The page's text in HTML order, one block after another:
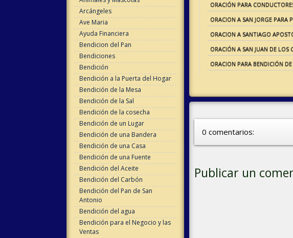
Arcángeles
Ave Maria
Ayuda Financiera
Bendicion del Pan
Bendiciones
Bendición
Bendición a la Puerta del Hogar
Bendición de la Mesa
Bendición de la Sal
Bendición de la cosecha
Bendición de un Lugar
Bendición de una Bandera
Bendición de una Casa
Bendición de una Fuente
Bendición del Aceite
Bendición del Carbón
Bendición del Pan de San
Antonio
Bendición del agua
Bendición para el Negocio y las
Ventas
ORACIÓN PARA
ORACION A SAN JORGE PARA
ORACION A SANTIAGO
ORACIÓN A SAN JUAN DE LOS
ORACION PARA BENDICIÓN
0 comentarios:
Publicar un